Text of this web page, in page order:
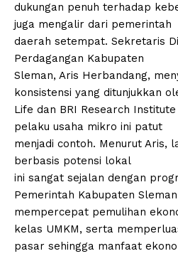
dukungan penuh terhadap
juga mengalir dari pemerintah
daerah setempat. Sekretaris
Perdagangan Kabupaten
Sleman, Aris Herbandang,
konsistensi yang ditunjukkan
Life dan BRI Research
pelaku usaha mikro ini patut
menjadi contoh. Menurut Aris,
berbasis potensi lokal
ini sangat sejalan dengan
Pemerintah Kabupaten
mempercepat pemulihan
kelas UMKM, serta
pasar sehingga manfaat